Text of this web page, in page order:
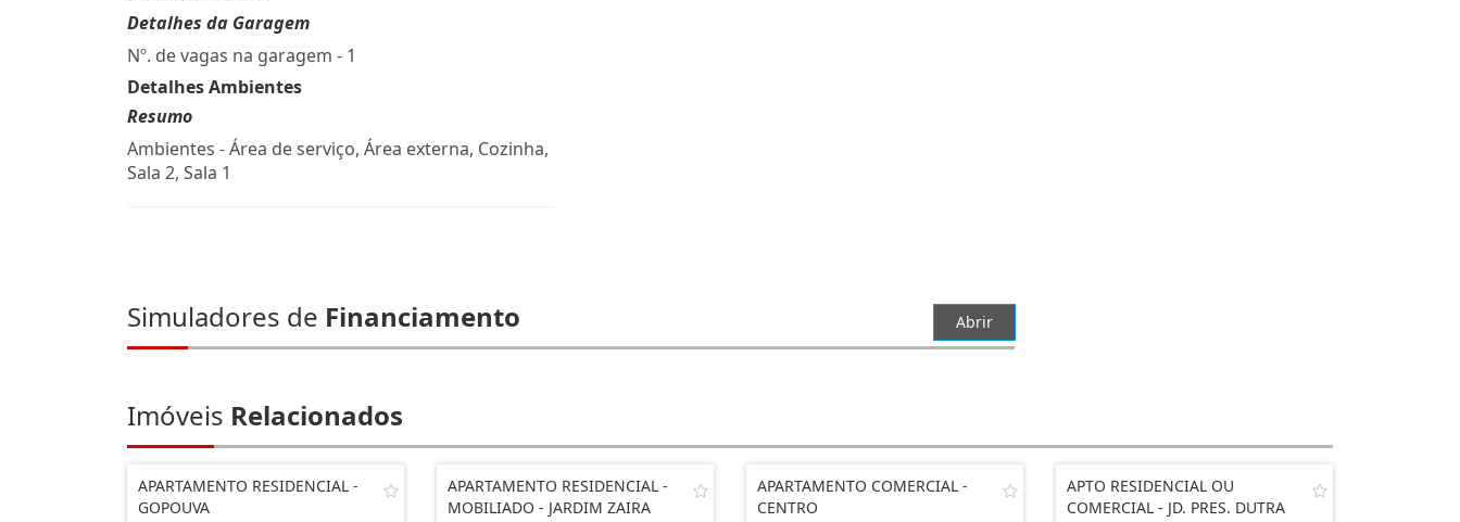
Detalhes da Garagem
Nº. de vagas na garagem - 1
Detalhes Ambientes
Resumo
Ambientes - Área de serviço, Área externa, Cozinha,
Sala 2, Sala 1
Simuladores de Financiamento Abrir
Imóveis Relacionados
APARTAMENTO RESIDENCIAL -
GOPOUVA
APARTAMENTO RESIDENCIAL -
MOBILIADO - JARDIM ZAIRA
APARTAMENTO COMERCIAL -
CENTRO
APTO RESIDENCIAL OU
COMERCIAL - JD. PRES. DUTRA